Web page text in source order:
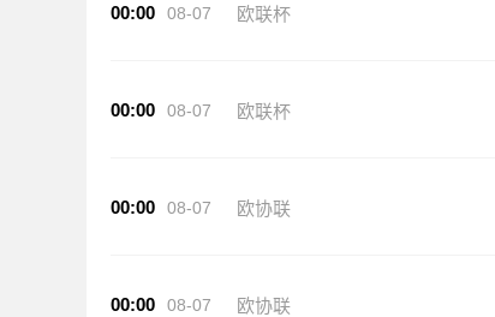
00:00 08-07 欧联杯
00:00 08-07 欧联杯
00:00 08-07 欧协联
00:00 08-07 欧协联